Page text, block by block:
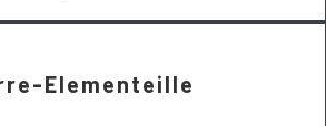
Elementeille